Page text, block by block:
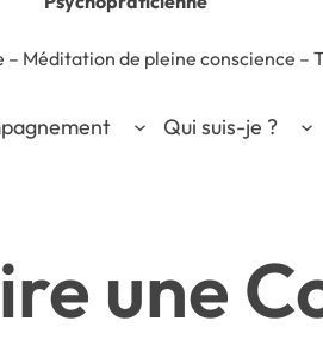
– Méditation de pleine conscience –
Qui suis-je ?
une